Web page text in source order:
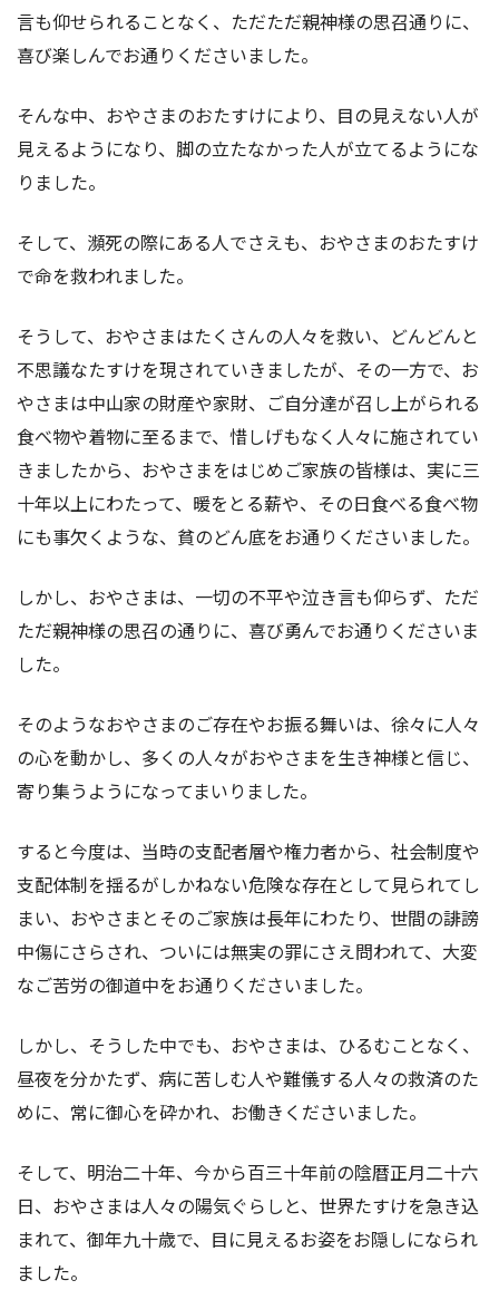
言も仰せられることなく、ただただ親神様の思召通りに、
喜び楽しんでお通りくださいました。
そんな中、おやさまのおたすけにより、目の見えない人が
見えるようになり、脚の立たなかった人が立てるようにな
りました。
そして、瀕死の際にある人でさえも、おやさまのおたすけ
で命を救われました。
そうして、おやさまはたくさんの人々を救い、どんどんと
不思議なたすけを現されていきましたが、その一方で、お
やさまは中山家の財産や家財、ご自分達が召し上がられる
食べ物や着物に至るまで、惜しげもなく人々に施されてい
きましたから、おやさまをはじめご家族の皆様は、実に三
十年以上にわたって、暖をとる薪や、その日食べる食べ物
にも事欠くような、貧のどん底をお通りくださいました。
しかし、おやさまは、一切の不平や泣き言も仰らず、ただ
ただ親神様の思召の通りに、喜び勇んでお通りくださいま
した。
そのようなおやさまのご存在やお振る舞いは、徐々に人々
の心を動かし、多くの人々がおやさまを生き神様と信じ、
寄り集うようになってまいりました。
すると今度は、当時の支配者層や権力者から、社会制度や
支配体制を揺るがしかねない危険な存在として見られてし
まい、おやさまとそのご家族は長年にわたり、世間の誹謗
中傷にさらされ、ついには無実の罪にさえ問われて、大変
なご苦労の御道中をお通りくださいました。
しかし、そうした中でも、おやさまは、ひるむことなく、
昼夜を分かたず、病に苦しむ人や難儀する人々の救済のた
めに、常に御心を砕かれ、お働きくださいました。
そして、明治二十年、今から百三十年前の陰暦正月二十六
日、おやさまは人々の陽気ぐらしと、世界たすけを急き込
まれて、御年九十歳で、目に見えるお姿をお隠しになられ
ました。